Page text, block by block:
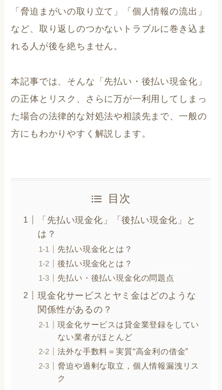
「脅迫まがいの取り立て」「個人情報の流出」
など、取り返しのつかないトラブルに巻き込ま
れる人が後を絶ちません。
本記事では、そんな「先払い・後払い現金化」
の正体とリスク、さらに万が一利用してしまっ
た場合の法律的な対処法や相談先まで、一般の
方にもわかりやすく解説します。
目次
「先払い現金化」「後払い現金化」と
は？
先払い現金化とは？
後払い現金化とは？
先払い・後払い現金化の問題点
現金化サービスとヤミ金はどのような
関係性があるの？
現金化サービスは貸金業登録をしてい
ない業者がほとんど
法外な手数料＝実質“高金利の借金”
脅迫や過剰な取立，個人情報漏洩リス
ク